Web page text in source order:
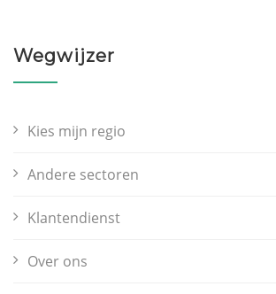
Wegwijzer
Kies mijn regio
Andere sectoren
Klantendienst
Over ons